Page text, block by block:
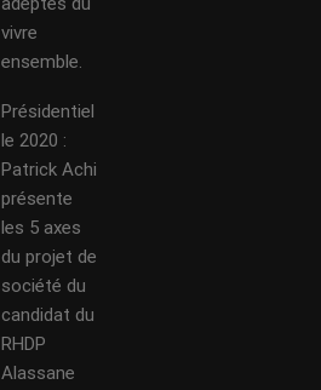
vivre
ensemble.
Présidentiel
le 2020 :
Patrick Achi
présente
les 5 axes
du projet de
société du
candidat du
RHDP
Alassane